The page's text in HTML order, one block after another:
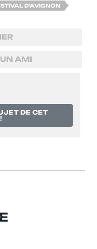
D'AVIGNON
AMI
DE CET